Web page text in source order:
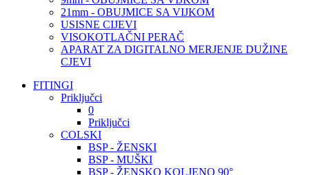
21mm - OBUJMICE SA VIJKOM
USISNE CIJEVI
VISOKOTLAČNI PERAČ
APARAT ZA DIGITALNO MERJENJE DUŽINE
CJEVI
FITINGI
Priključci
0
Priključci
COLSKI
BSP - ŽENSKI
BSP - MUŠKI
BSP - ŽENSKO KOLJENO 90°